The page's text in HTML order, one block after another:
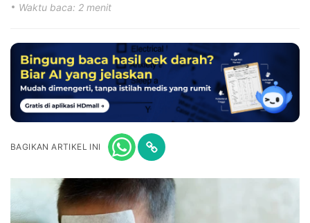
Waktu baca: 2 menit
BAGIKAN ARTIKEL INI